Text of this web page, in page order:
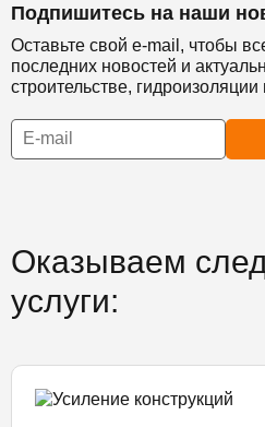
Подпишитесь на наши
Оставьте свой e-mail, чтобы
последних новостей и
строительстве,
Оказываем
услуги: